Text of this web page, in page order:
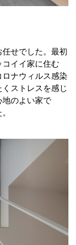
せでした。最初
イイ家に住む
ナウィルス感染
ストレスを感じ
地のよい家で